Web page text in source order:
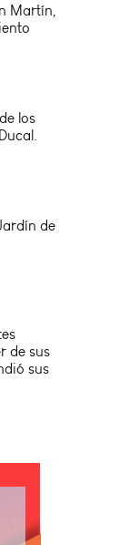
Martín,
los
de
de sus
sus